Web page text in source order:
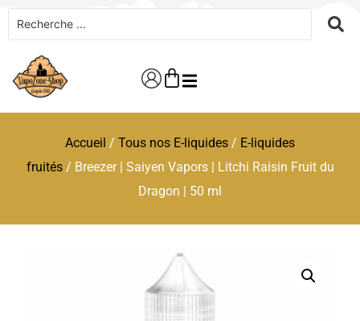
Accueil / Tous nos E-liquides / E-liquides
fruités/ Breezer | Saiyen Vapors | Litchi Raisin Fruit du
Dragon | 50 ml